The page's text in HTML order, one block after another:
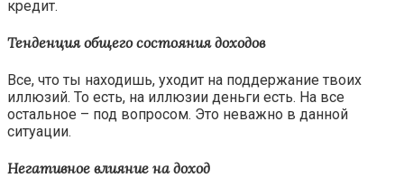
кредит.
Тенденция общего состояния доходов
Все, что ты находишь, уходит на поддержание твоих
иллюзий. То есть, на иллюзии деньги есть. На все
остальное – под вопросом. Это неважно в данной
ситуации.
Негативное влияние на доход